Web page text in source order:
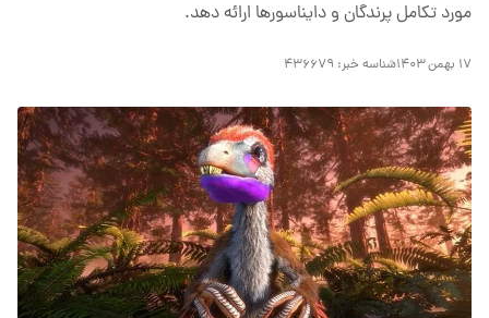
مورد تکامل پرندگان و دایناسورها ارائه دهد.
۱۷ بهمن ۱۴۰۳ شناسه خبر: ۴۳۶۶۷۹